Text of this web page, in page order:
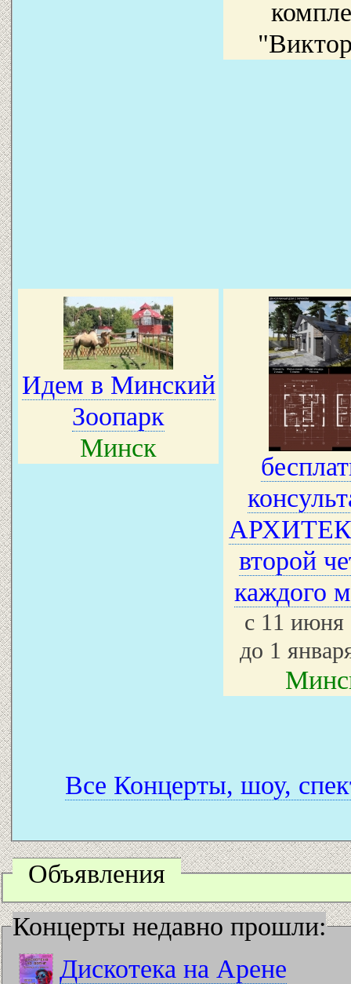
Идем в Минский
Зоопарк
Минск
второй
каждого
с 11
до 1
Все Концерты, шоу,
Объявления
Концерты недавно прошли:
Дискотека на Арене